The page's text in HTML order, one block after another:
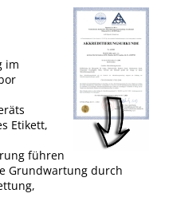
im
Etikett,
führen
Grundwartung durch